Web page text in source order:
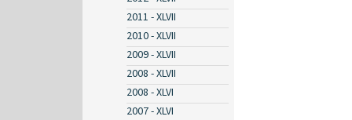
2011 - XLVII
2010 - XLVII
2009 - XLVII
2008 - XLVII
2008 - XLVI
2007 - XLVI